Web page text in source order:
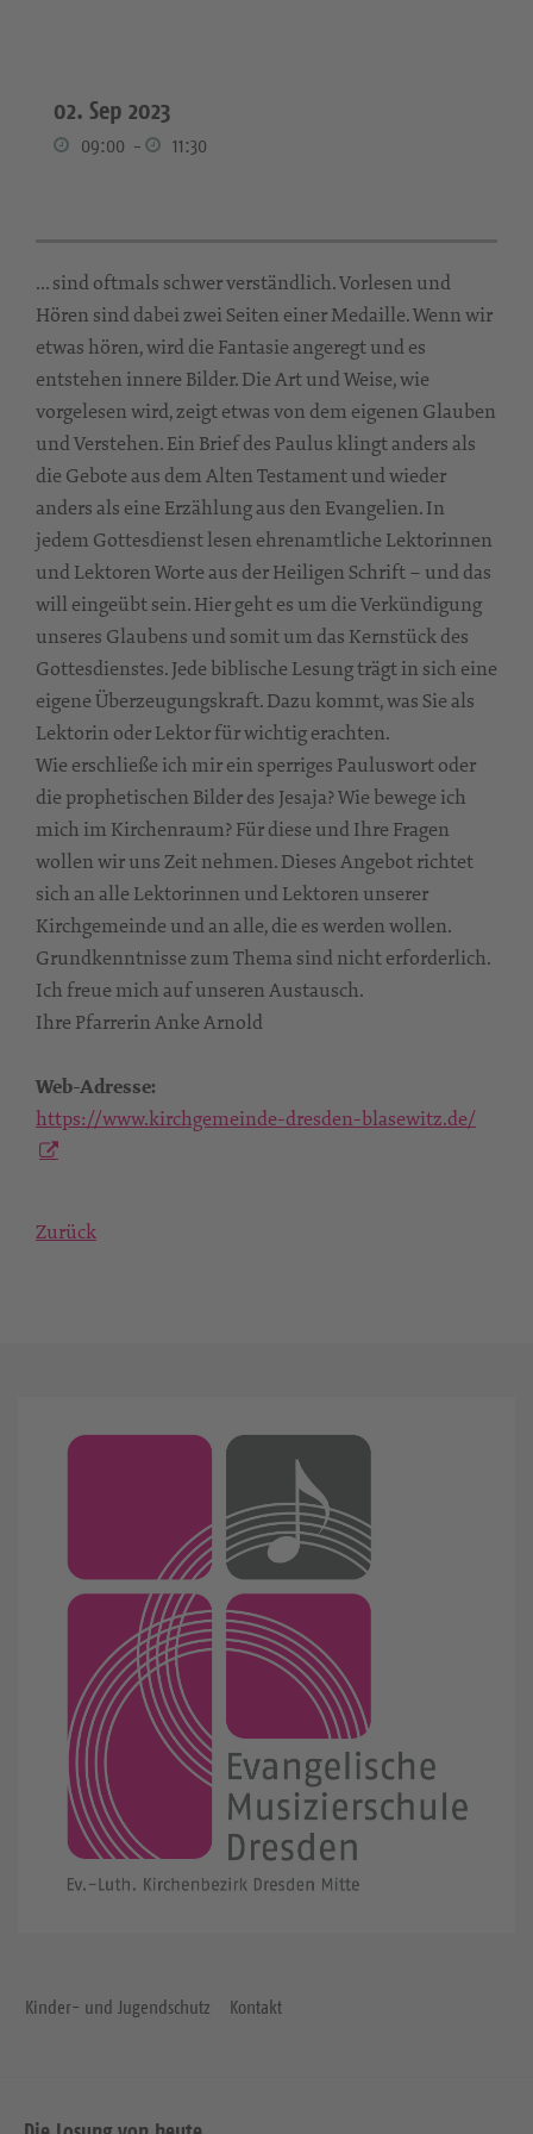
02. Sep 2023
09:00 - 11:30
... sind oftmals schwer verständlich. Vorlesen und
Hören sind dabei zwei Seiten einer Medaille. Wenn wir
etwas hören, wird die Fantasie angeregt und es
entstehen innere Bilder. Die Art und Weise, wie
vorgelesen wird, zeigt etwas von dem eigenen Glauben
und Verstehen. Ein Brief des Paulus klingt anders als
die Gebote aus dem Alten Testament und wieder
anders als eine Erzählung aus den Evangelien. In
jedem Gottesdienst lesen ehrenamtliche Lektorinnen
und Lektoren Worte aus der Heiligen Schrift – und das
will eingeübt sein. Hier geht es um die Verkündigung
unseres Glaubens und somit um das Kernstück des
Gottesdienstes. Jede biblische Lesung trägt in sich eine
eigene Überzeugungskraft. Dazu kommt, was Sie als
Lektorin oder Lektor für wichtig erachten.
Wie erschließe ich mir ein sperriges Pauluswort oder
die prophetischen Bilder des Jesaja? Wie bewege ich
mich im Kirchenraum? Für diese und Ihre Fragen
wollen wir uns Zeit nehmen. Dieses Angebot richtet
sich an alle Lektorinnen und Lektoren unserer
Kirchgemeinde und an alle, die es werden wollen.
Grundkenntnisse zum Thema sind nicht erforderlich.
Ich freue mich auf unseren Austausch.
Ihre Pfarrerin Anke Arnold
Web-Adresse:
https://www.kirchgemeinde-dresden-blasewitz.de/
Zurück
Kinder- und Jugendschutz Kontakt